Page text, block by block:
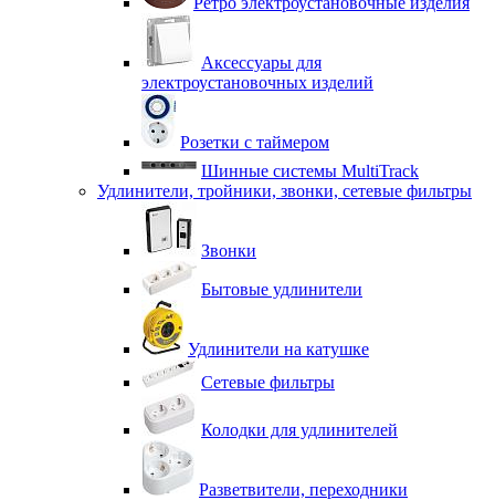
Аксессуары для
электроустановочных изделий
Розетки с таймером
Шинные системы MultiTrack
Удлинители, тройники, звонки, сетевые фильтры
Звонки
Бытовые удлинители
Удлинители на катушке
Сетевые фильтры
Колодки для удлинителей
Разветвители, переходники